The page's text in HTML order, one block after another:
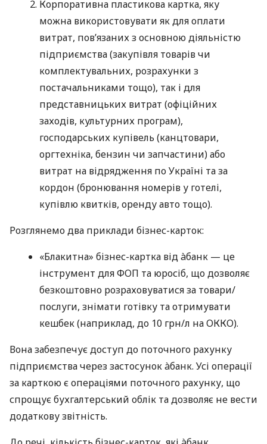
Корпоративна пластикова картка, яку
можна використовувати як для оплати
витрат, пов’язаних з основною діяльністю
підприємства (закупівля товарів чи
комплектувальних, розрахунки з
постачальниками тощо), так і для
представницьких витрат (офіційних
заходів, культурних програм),
господарських купівель (канцтовари,
оргтехніка, бензин чи запчастини) або
витрат на відрядження по Україні та за
кордон (бронювання номерів у готелі,
купівлю квитків, оренду авто тощо).
Розглянемо два приклади бізнес-карток:
«Блакитна» бізнес-картка від àбанк — це
інструмент для ФОП та юросіб, що дозволяє
безкоштовно розраховуватися за товари/
послуги, знімати готівку та отримувати
кешбек (наприклад, до 10 грн/л на ОККО).
Вона забезпечує доступ до поточного рахунку
підприємства через застосунок àбанк. Усі операції
за карткою є операціями поточного рахунку, що
спрощує бухгалтерський облік та дозволяє не вести
додаткову звітність.